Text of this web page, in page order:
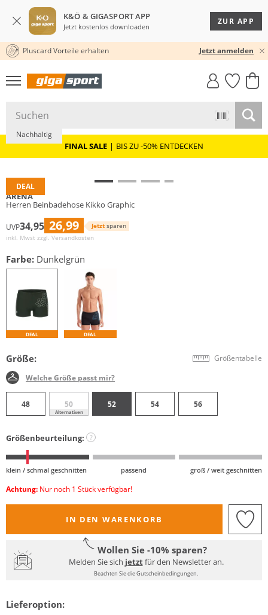
K&Ö & GIGASPORT APP
Jetzt kostenlos downloaden
ZUR APP
30 TAGE RÜCKGABERECHT
Pluscard Vorteile erhalten Jetzt anmelden
GIGASTYLE
FAHRRAD­
MUST-HAVE
FINAL SALE | BIS ZU -50% ENTDECKEN
DEAL
Nachhaltig
ARENA
Herren Beinbadehose Kikko Graphic
UVP34,95 26,99 Jetzt sparen
inkl. Mwst zzgl. Versandkosten
Farbe: Dunkelgrün
DEAL DEAL
Größe: Größentabelle
Welche Größe passt mir?
48 50
Alternativen
52 54 56
Größenbeurteilung: ?
klein / schmal geschnitten passend groß / weit geschnitten
Achtung: Nur noch 1 Stück verfügbar!
IN DEN WARENKORB
Wollen Sie -10% sparen?
Melden Sie sich jetztfür den Newsletter an.
Beachten Sie die Gutscheinbedingungen.
Lieferoption: